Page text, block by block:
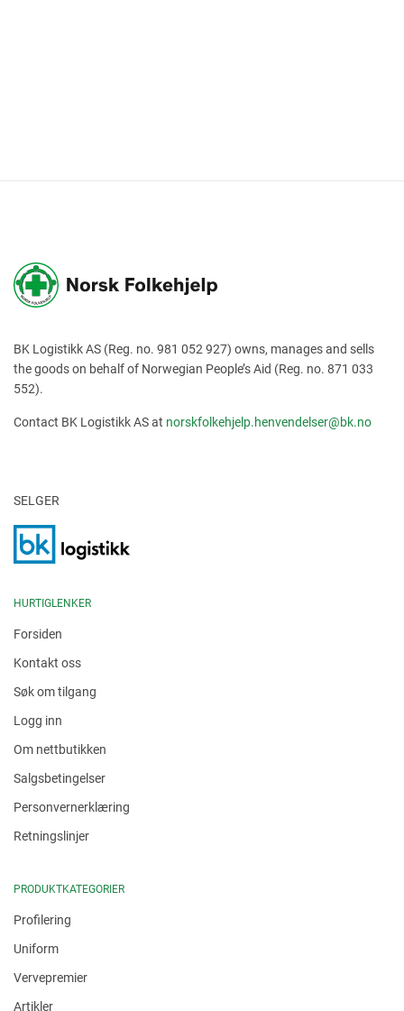
BK Logistikk AS (Reg. no. 981 052 927) owns, manages and sells
the goods on behalf of Norwegian People’s Aid (Reg. no. 871 033
552).
Contact BK Logistikk AS at norskfolkehjelp.henvendelser@bk.no
SELGER
HURTIGLENKER
Forsiden
Kontakt oss
Søk om tilgang
Logg inn
Om nettbutikken
Salgsbetingelser
Personvernerklæring
Retningslinjer
PRODUKTKATEGORIER
Profilering
Uniform
Vervepremier
Artikler